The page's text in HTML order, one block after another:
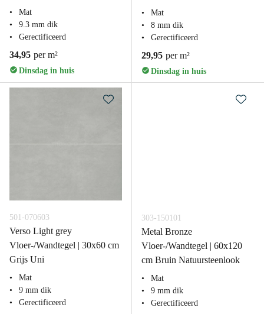
Mat
9.3 mm dik
Gerectificeerd
34,95 per m²
Dinsdag in huis
Mat
8 mm dik
Gerectificeerd
29,95 per m²
Dinsdag in huis
501-070603
Verso Light grey
Vloer-/Wandtegel | 30x60 cm
Grijs Uni
Mat
9 mm dik
Gerectificeerd
303-150101
Metal Bronze
Vloer-/Wandtegel | 60x120
cm Bruin Natuursteenlook
Mat
9 mm dik
Gerectificeerd